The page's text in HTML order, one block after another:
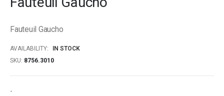
the
gallery
Fauteuil Gaucho
AVAILABILITY:
IN STOCK
SKU 8756.3010
-